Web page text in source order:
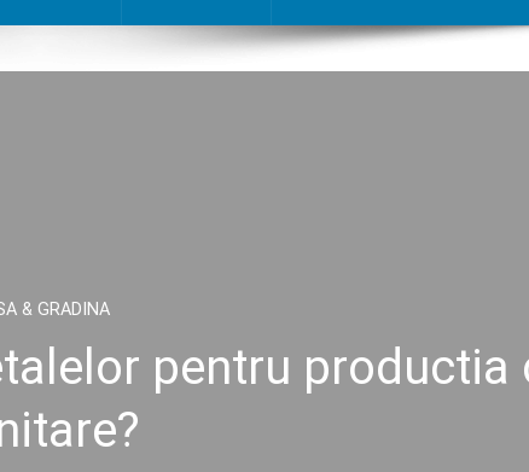
& GRADINA
pentru productia